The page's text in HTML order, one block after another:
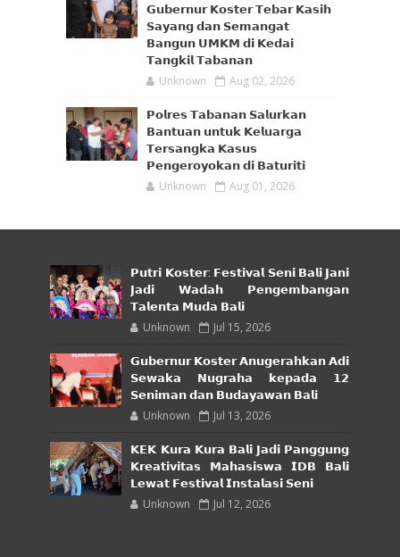
𝗚𝘂𝗯𝗲𝗿𝗻𝘂𝗿 𝗞𝗼𝘀𝘁𝗲𝗿 𝗧𝗲𝗯𝗮𝗿 𝗞𝗮𝘀𝗶𝗵
𝗦𝗮𝘆𝗮𝗻𝗴 𝗱𝗮𝗻 𝗦𝗲𝗺𝗮𝗻𝗴𝗮𝘁
𝗕𝗮𝗻𝗴𝘂𝗻 𝗨𝗠𝗞𝗠 𝗱𝗶 𝗞𝗲𝗱𝗮𝗶
𝗧𝗮𝗻𝗴𝗸𝗶𝗹 𝗧𝗮𝗯𝗮𝗻𝗮𝗻
Unknown Aug 02, 2026
𝗣𝗼𝗹𝗿𝗲𝘀 𝗧𝗮𝗯𝗮𝗻𝗮𝗻 𝗦𝗮𝗹𝘂𝗿𝗸𝗮𝗻
𝗕𝗮𝗻𝘁𝘂𝗮𝗻 𝘂𝗻𝘁𝘂𝗸 𝗞𝗲𝗹𝘂𝗮𝗿𝗴𝗮
𝗧𝗲𝗿𝘀𝗮𝗻𝗴𝗸𝗮 𝗞𝗮𝘀𝘂𝘀
𝗣𝗲𝗻𝗴𝗲𝗿𝗼𝘆𝗼𝗸𝗮𝗻 𝗱𝗶 𝗕𝗮𝘁𝘂𝗿𝗶𝘁𝗶
Unknown Aug 01, 2026
𝗣𝘂𝘁𝗿𝗶 𝗞𝗼𝘀𝘁𝗲𝗿: 𝗙𝗲𝘀𝘁𝗶𝘃𝗮𝗹 𝗦𝗲𝗻𝗶 𝗕𝗮𝗹𝗶 𝗝𝗮𝗻𝗶
𝗝𝗮𝗱𝗶 𝗪𝗮𝗱𝗮𝗵 𝗣𝗲𝗻𝗴𝗲𝗺𝗯𝗮𝗻𝗴𝗮𝗻
𝗧𝗮𝗹𝗲𝗻𝘁𝗮 𝗠𝘂𝗱𝗮 𝗕𝗮𝗹𝗶
Unknown Jul 15, 2026
𝗚𝘂𝗯𝗲𝗿𝗻𝘂𝗿 𝗞𝗼𝘀𝘁𝗲𝗿 𝗔𝗻𝘂𝗴𝗲𝗿𝗮𝗵𝗸𝗮𝗻 𝗔𝗱𝗶
𝗦𝗲𝘄𝗮𝗸𝗮 𝗡𝘂𝗴𝗿𝗮𝗵𝗮 𝗸𝗲𝗽𝗮𝗱𝗮 𝟭𝟮
𝗦𝗲𝗻𝗶𝗺𝗮𝗻 𝗱𝗮𝗻 𝗕𝘂𝗱𝗮𝘆𝗮𝘄𝗮𝗻 𝗕𝗮𝗹𝗶
Unknown Jul 13, 2026
𝗞𝗘𝗞 𝗞𝘂𝗿𝗮 𝗞𝘂𝗿𝗮 𝗕𝗮𝗹𝗶 𝗝𝗮𝗱𝗶 𝗣𝗮𝗻𝗴𝗴𝘂𝗻𝗴
𝗞𝗿𝗲𝗮𝘁𝗶𝘃𝗶𝘁𝗮𝘀 𝗠𝗮𝗵𝗮𝘀𝗶𝘀𝘄𝗮 𝗜𝗗𝗕 𝗕𝗮𝗹𝗶
𝗟𝗲𝘄𝗮𝘁 𝗙𝗲𝘀𝘁𝗶𝘃𝗮𝗹 𝗜𝗻𝘀𝘁𝗮𝗹𝗮𝘀𝗶 𝗦𝗲𝗻𝗶
Unknown Jul 12, 2026